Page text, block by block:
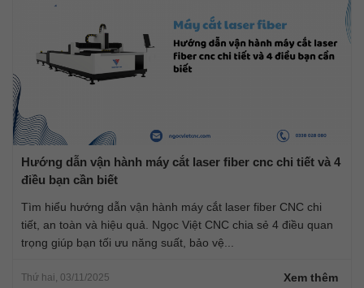
Hướng dẫn vận hành máy cắt laser fiber cnc chi tiết và 4
điều bạn cần biết
Tìm hiểu hướng dẫn vận hành máy cắt laser fiber CNC chi
tiết, an toàn và hiệu quả. Ngọc Việt CNC chia sẻ 4 điều quan
trọng giúp bạn tối ưu năng suất, bảo vệ...
Thứ hai, 03/11/2025 Xem thêm